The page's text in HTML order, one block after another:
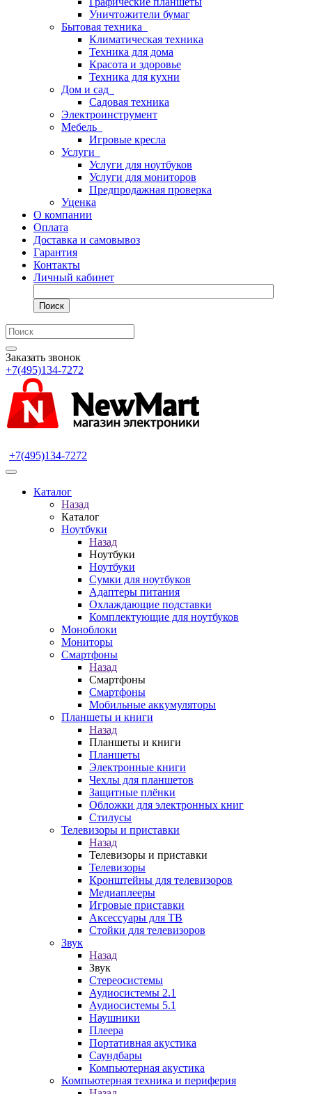
Уничтожители бумаг
Бытовая техника
Климатическая техника
Техника для дома
Красота и здоровье
Техника для кухни
Дом и сад
Садовая техника
Электроинструмент
Мебель
Игровые кресла
Услуги
Услуги для ноутбуков
Услуги для мониторов
Предпродажная проверка
Уценка
О компании
Оплата
Доставка и самовывоз
Гарантия
Контакты
Личный кабинет
Поиск
Заказать звонок
+7(495)134-7272
+7(495)134-7272
Каталог
Назад
Каталог
Ноутбуки
Назад
Ноутбуки
Ноутбуки
Сумки для ноутбуков
Адаптеры питания
Охлаждающие подставки
Комплектующие для ноутбуков
Моноблоки
Мониторы
Смартфоны
Назад
Смартфоны
Смартфоны
Мобильные аккумуляторы
Планшеты и книги
Назад
Планшеты и книги
Планшеты
Электронные книги
Чехлы для планшетов
Защитные плёнки
Обложки для электронных книг
Стилусы
Телевизоры и приставки
Назад
Телевизоры и приставки
Телевизоры
Кронштейны для телевизоров
Медиаплееры
Игровые приставки
Аксессуары для ТВ
Стойки для телевизоров
Звук
Назад
Звук
Стереосистемы
Аудиосистемы 2.1
Аудиосистемы 5.1
Наушники
Плеера
Портативная акустика
Саундбары
Компьютерная акустика
Компьютерная техника и периферия